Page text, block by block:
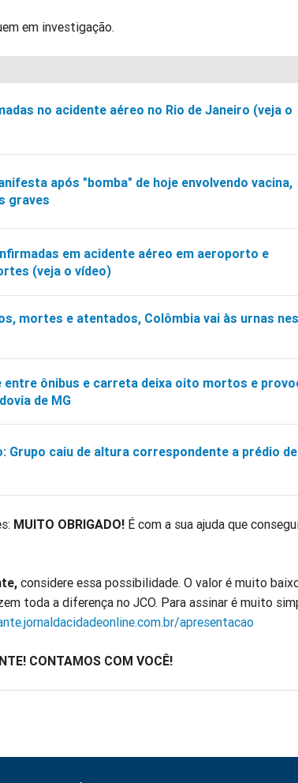
em investigação.
no acidente aéreo no Rio de Janeiro (veja o
após "bomba" de hoje envolvendo vacina,
graves
em acidente aéreo em aeroporto e
(veja o vídeo)
mortes e atentados, Colômbia vai às urnas
entre ônibus e carreta deixa oito mortos e
de MG
Grupo caiu de altura correspondente a prédio
MUITO OBRIGADO! É com a sua ajuda que
considere essa possibilidade. O valor é muito
toda a diferença no JCO. Para assinar é muito
apresentacao
CONTAMOS COM VOCÊ!